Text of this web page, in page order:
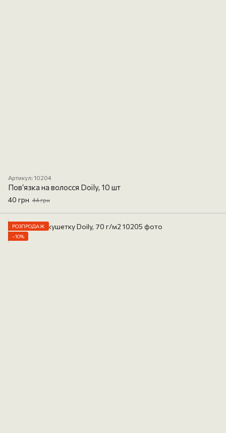
Артикул: 10204
Пов‘язка на волосся Doily, 10 шт
40 грн 44 грн
РОЗПРОДАЖ
−10%